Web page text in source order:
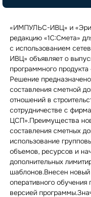
«ИМПУЛЬС-ИВЦ» и
редакцию «1С:Смета»
с использованием
ИВЦ» объявляет о
программного
Решение
составления сметной
отношений в
сотрудничестве с
ЦСП».Преимущества
составления сметных
использование
объемов, ресурсов и
дополнительных
шаблонов.Внесен
оперативного обучения
версией